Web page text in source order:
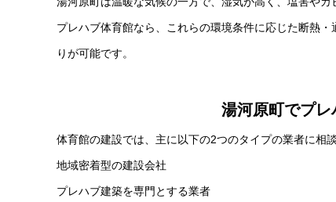
プレハブ体育館なら、これらの環境条件に応じた断熱
りが可能です。
湯河原町でプ
体育館の建設では、主に以下の2つのタイプの業者に相
地域密着型の建設会社
プレハブ建築を専門とする業者